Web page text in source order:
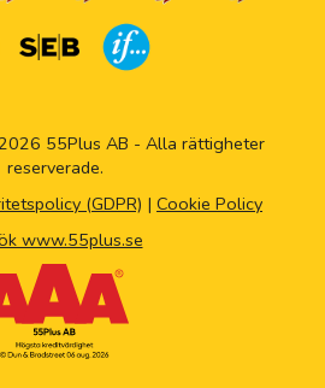
55Plus AB - Alla rättigheter
reserverade.
(GDPR) | Cookie Policy
www.55plus.se